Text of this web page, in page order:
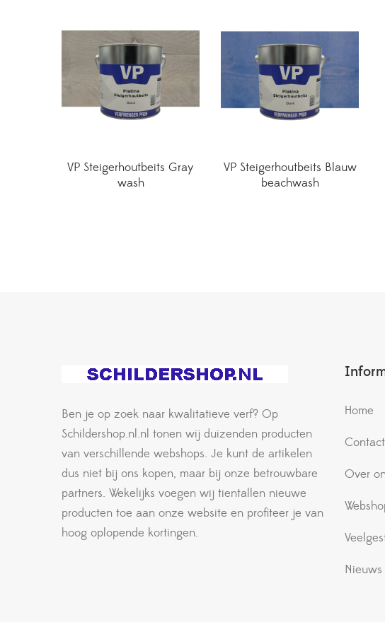
VP Steigerhoutbeits Gray
wash
VP Steigerhoutbeits Blauw
beachwash
Ben je op zoek naar kwalitatieve verf? Op
Schildershop.nl.nl tonen wij duizenden producten
van verschillende webshops. Je kunt de artikelen
dus niet bij ons kopen, maar bij onze betrouwbare
partners. Wekelijks voegen wij tientallen nieuwe
producten toe aan onze website en profiteer je van
hoog oplopende kortingen.
Home
Contact
Over
Nieuws